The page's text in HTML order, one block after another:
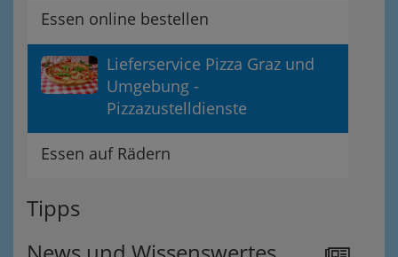
Essen online bestellen
Lieferservice Pizza Graz und
Umgebung -
Pizzazustelldienste
Essen auf Rädern
Tipps